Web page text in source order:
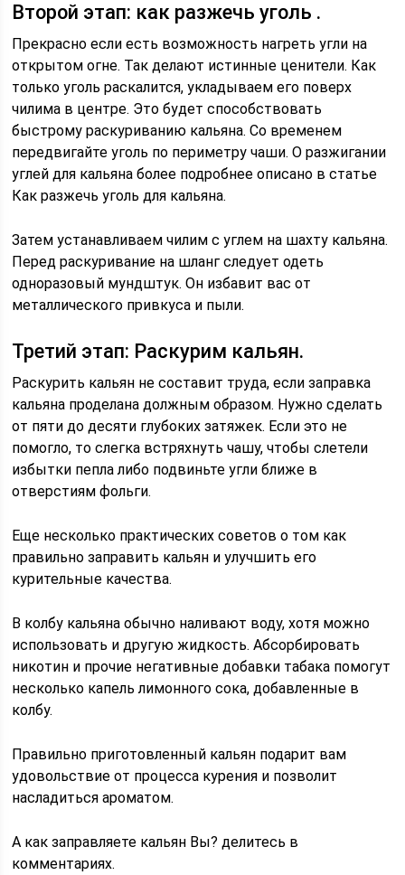
Второй этап: как разжечь уголь .
Прекрасно если есть возможность нагреть угли на
открытом огне. Так делают истинные ценители. Как
только уголь раскалится, укладываем его поверх
чилима в центре. Это будет способствовать
быстрому раскуриванию кальяна. Со временем
передвигайте уголь по периметру чаши. О разжигании
углей для кальяна более подробнее описано в статье
Как разжечь уголь для кальяна.
Затем устанавливаем чилим с углем на шахту кальяна.
Перед раскуривание на шланг следует одеть
одноразовый мундштук. Он избавит вас от
металлического привкуса и пыли.
Третий этап: Раскурим кальян.
Раскурить кальян не составит труда, если заправка
кальяна проделана должным образом. Нужно сделать
от пяти до десяти глубоких затяжек. Если это не
помогло, то слегка встряхнуть чашу, чтобы слетели
избытки пепла либо подвиньте угли ближе в
отверстиям фольги.
Еще несколько практических советов о том как
правильно заправить кальян и улучшить его
курительные качества.
В колбу кальяна обычно наливают воду, хотя можно
использовать и другую жидкость. Абсорбировать
никотин и прочие негативные добавки табака помогут
несколько капель лимонного сока, добавленные в
колбу.
Правильно приготовленный кальян подарит вам
удовольствие от процесса курения и позволит
насладиться ароматом.
А как заправляете кальян Вы? делитесь в
комментариях.